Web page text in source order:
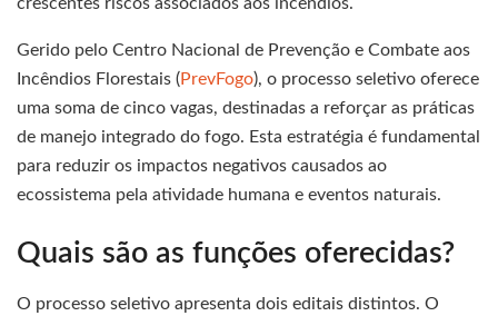
Gerido pelo Centro Nacional de Prevenção e Combate aos
Incêndios Florestais (PrevFogo), o processo seletivo oferece
uma soma de cinco vagas, destinadas a reforçar as práticas
de manejo integrado do fogo. Esta estratégia é fundamental
para reduzir os impactos negativos causados ao
ecossistema pela atividade humana e eventos naturais.
Quais são as funções oferecidas?
O processo seletivo apresenta dois editais distintos. O